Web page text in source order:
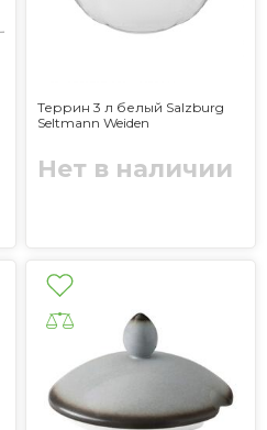
Террин 3 л белый Salzburg
Seltmann Weiden
Нет в наличии